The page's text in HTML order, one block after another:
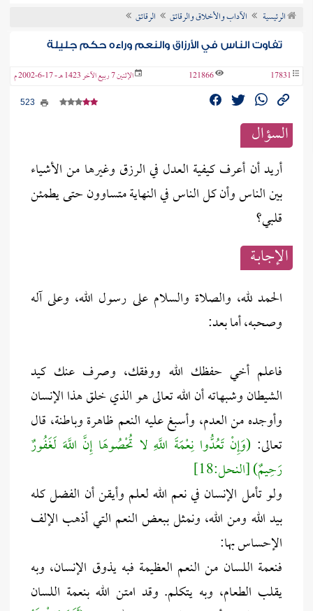
الفتوى
الرئيسية الآداب والأخلاق والرقائق الرقائق
تفاوت الناس في الأرزاق والنعم وراءه حكم جليلة
17831
121866 الإثنين 7 ربيع الآخر 1423 هـ - 17-6-2002 م
السؤال
أريد أن أعرف كيفية العدل في الرزق وغيرها من الأشياء
بين الناس وأن كل الناس في النهاية متساوون حتى يطمئن
قلبي؟
الإجابــة
الحمد لله، والصلاة والسلام على رسول الله، وعلى آله
وصحبه، أما بعد:
فاعلم أخي حفظك الله ووفقك، وصرف عنك كيد
الشيطان وشبهاته أن الله تعالى هو الذي خلق هذا الإنسان
وأوجده من العدم، وأسبغ عليه النعم ظاهرة وباطنة، قال
تعالى: (وَإِنْ تَعُدُّوا نِعْمَةَ اللَّهِ لا تُحْصُوهَا إِنَّ اللَّهَ لَغَفُورٌ
رَحِيمٌ) [النحل:18]
ولو تأمل الإنسان في نعم الله لعلم وأيقن أن الفضل كله
بيد الله ومن الله، ونمثل ببعض النعم التي أذهب الإلف
الإحساس بها:
فنعمة اللسان من النعم العظيمة فبه يذوق الإنسان، وبه
يقلب الطعام، وبه يتكلم. وقد امتن الله بنعمة اللسان